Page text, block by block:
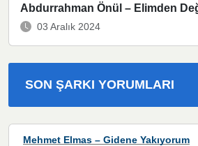
Abdurrahman Önül – Elimden
03 Aralık 2024
SON ŞARKI YORUMLARI
Mehmet Elmas – Gidene Yakıyorum